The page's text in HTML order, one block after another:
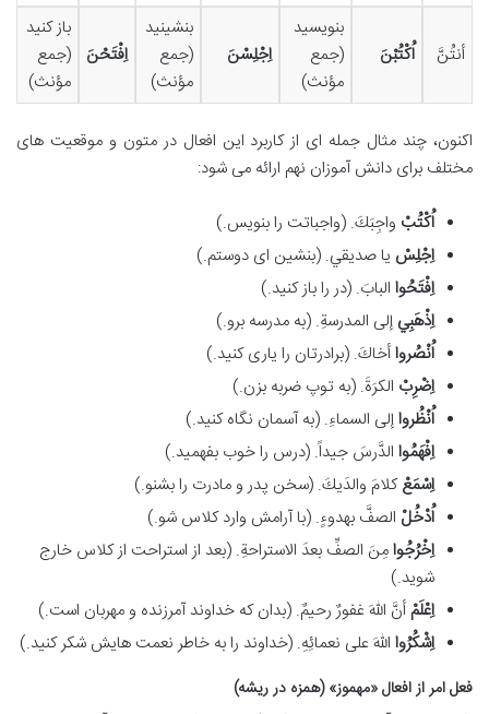
أنتُنَّ اُكْتُبْنَ
بنویسید
(جمع
مؤنث)
اِجْلِسْنَ
بنشینید
(جمع
مؤنث)
اِفْتَحْنَ
باز کنید
(جمع
مؤنث)
اکنون، چند مثال جمله ای از کاربرد این افعال در متون و موقعیت های
مختلف برای دانش آموزان نهم ارائه می شود:
اُكْتُبْ واجِبَكَ. (واجباتت را بنویس.)
اِجْلِسْ يا صديقي. (بنشین ای دوستم.)
اِفْتَحُوا البابَ. (در را باز کنید.)
اِذْهَبِيإلی المدرسةِ. (به مدرسه برو.)
اُنْصُرواأخاكَ. (برادرتان را یاری کنید.)
اِضْرِبْ الكرَةَ. (به توپ ضربه بزن.)
اُنْظُرواإلى السماءِ. (به آسمان نگاه کنید.)
اِفْهَمُوا الدَّرسَ جیداً. (درس را خوب بفهمید.)
اِسْمَعْکلامَ والدَيكَ. (سخن پدر و مادرت را بشنو.)
اُدْخُلْ الصفَّ بهدوءٍ. (با آرامش وارد کلاس شو.)
اِخْرُجُوامِنَ الصفِّ بعدَ الاستراحةِ. (بعد از استراحت از کلاس خارج
شوید.)
اِعْلَمْأنَّ اللهَ غفورٌ رحيمٌ. (بدان که خداوند آمرزنده و مهربان است.)
اِشْكُرُوا اللهَ علی نعمائِهِ. (خداوند را به خاطر نعمت هایش شکر کنید.)
فعل امر از افعال «مهموز» (همزه در ریشه)